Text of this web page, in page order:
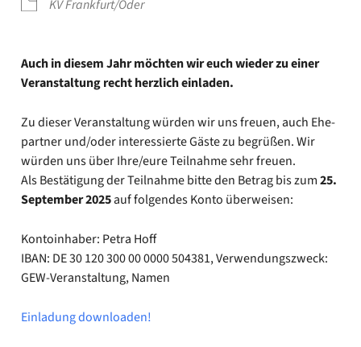
KV Frankfurt/Oder
Auch in die­sem Jahr möch­ten wir euch wie­der zu einer
Ver­an­stal­tung recht herz­lich ein­la­den.
Zu die­ser Ver­an­stal­tung wür­den wir uns freu­en, auch Ehe­
part­ner und/oder inter­es­sier­te Gäs­te zu begrü­ßen. Wir
wür­den uns über Ihre/eure Teil­nah­me sehr freu­en.
Als Bestä­ti­gung der Teil­nah­me bit­te den Betrag bis zum25.
Sep­tem­ber 2025auf fol­gen­des Kon­to über­wei­sen:
Kon­to­in­ha­ber: Petra Hoff
IBAN: DE 30 120 300 00 0000 504381, Ver­wen­dungs­zweck:
GEW-Veranstaltung, Namen
Ein­la­dung down­loa­den!